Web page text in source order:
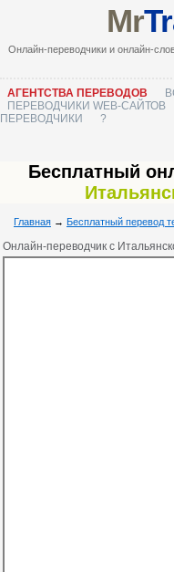
Mr
Онлайн-переводчики и онлайн-
АГЕНТСТВА ПЕРЕВОДОВ
ПЕРЕВОДЧИКИ WEB-САЙТОВ
ПЕРЕВОДЧИКИ
?
Бесплатный
Главная → Бесплатный перевод
Онлайн-переводчик с